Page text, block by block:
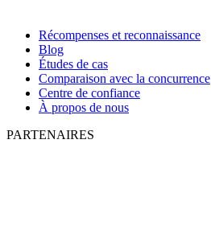
Récompenses et reconnaissance
Blog
Études de cas
Comparaison avec la concurrence
Centre de confiance
À propos de nous
PARTENAIRES